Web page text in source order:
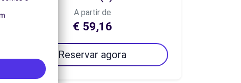
A partir de
€ 59,16
Reservar agora